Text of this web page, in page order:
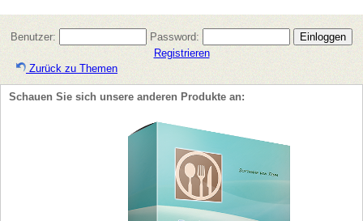
Benutzer:
Password:
Registrieren
Zurück zu Themen
Schauen Sie sich unsere anderen Produkte an: